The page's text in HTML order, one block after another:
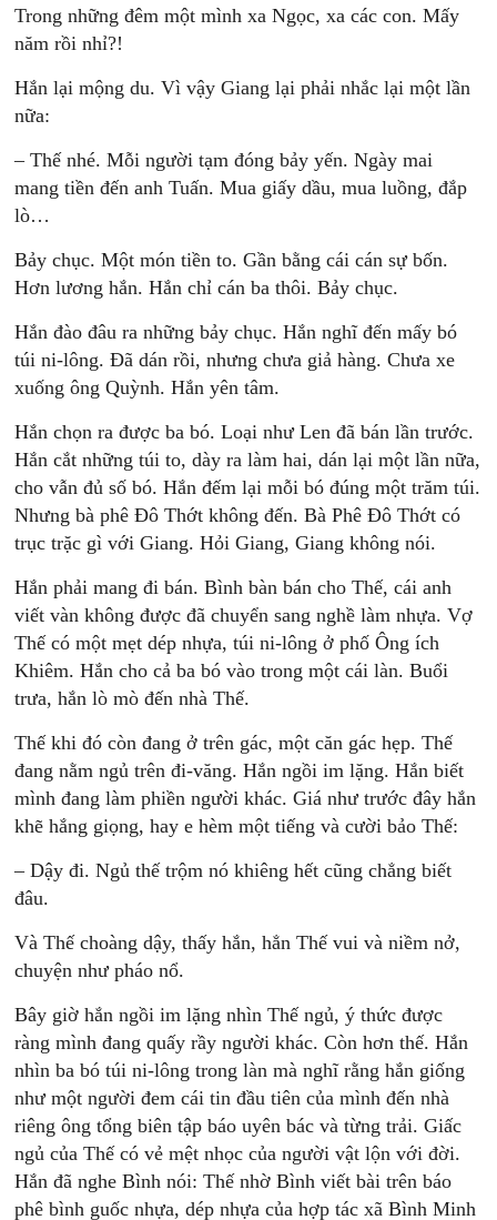
Trong những đêm một mình xa Ngọc, xa các con. Mấy
năm rồi nhỉ?!
Hắn lại mộng du. Vì vậy Giang lại phải nhắc lại một lần
nữa:
– Thế nhé. Mỗi người tạm đóng bảy yến. Ngày mai
mang tiền đến anh Tuấn. Mua giấy dầu, mua luồng, đắp
lò…
Bảy chục. Một món tiền to. Gần bằng cái cán sự bốn.
Hơn lương hắn. Hắn chỉ cán ba thôi. Bảy chục.
Hắn đào đâu ra những bảy chục. Hắn nghĩ đến mấy bó
túi ni-lông. Đã dán rồi, nhưng chưa giả hàng. Chưa xe
xuống ông Quỳnh. Hắn yên tâm.
Hắn chọn ra được ba bó. Loại như Len đã bán lần trước.
Hắn cắt những túi to, dày ra làm hai, dán lại một lần nữa,
cho vẫn đủ số bó. Hắn đếm lại mỗi bó đúng một trăm túi.
Nhưng bà phê Đô Thớt không đến. Bà Phê Đô Thớt có
trục trặc gì với Giang. Hỏi Giang, Giang không nói.
Hắn phải mang đi bán. Bình bàn bán cho Thế, cái anh
viết vàn không được đã chuyển sang nghề làm nhựa. Vợ
Thế có một mẹt dép nhựa, túi ni-lông ở phố Ông ích
Khiêm. Hắn cho cả ba bó vào trong một cái làn. Buổi
trưa, hắn lò mò đến nhà Thế.
Thế khi đó còn đang ở trên gác, một căn gác hẹp. Thế
đang nằm ngủ trên đi-văng. Hắn ngồi im lặng. Hắn biết
mình đang làm phiền người khác. Giá như trước đây hắn
khẽ hắng giọng, hay e hèm một tiếng và cười bảo Thế:
– Dậy đi. Ngủ thế trộm nó khiêng hết cũng chẳng biết
đâu.
Và Thế choàng dậy, thấy hắn, hẳn Thế vui và niềm nở,
chuyện như pháo nổ.
Bây giờ hắn ngồi im lặng nhìn Thế ngủ, ý thức được
ràng mình đang quấy rầy người khác. Còn hơn thế. Hắn
nhìn ba bó túi ni-lông trong làn mà nghĩ rằng hắn giống
như một người đem cái tin đầu tiên của mình đến nhà
riêng ông tổng biên tập báo uyên bác và từng trải. Giấc
ngủ của Thế có vẻ mệt nhọc của người vật lộn với đời.
Hắn đã nghe Bình nói: Thế nhờ Bình viết bài trên báo
phê bình guốc nhựa, dép nhựa của hợp tác xã Bình Minh